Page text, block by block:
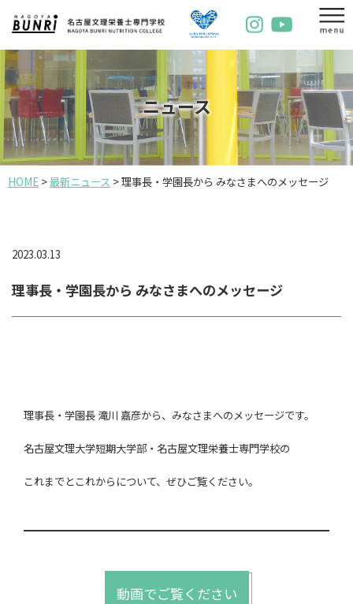
ニュース
HOME >最新ニュース >理事長・学園長から みなさまへのメッセージ
2023.03.13
理事長・学園長から みなさまへのメッセージ
理事長・学園長 滝川 嘉彦から、みなさまへのメッセージです。
名古屋文理大学短期大学部・名古屋文理栄養士専門学校の
これまでとこれからについて、ぜひご覧ください。
動画でご覧ください